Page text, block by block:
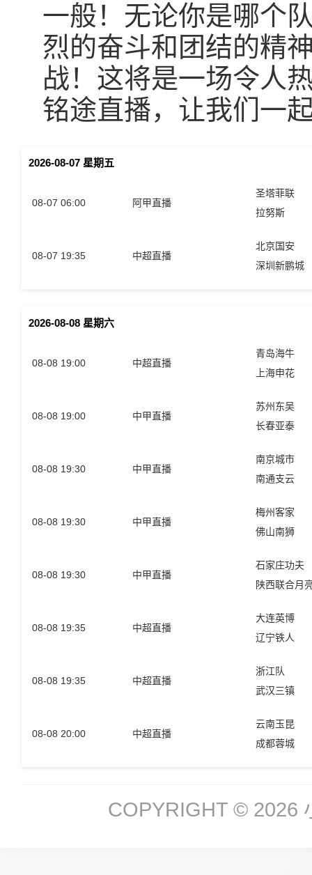
一般！无论你是哪个
烈的奋斗和团结的精
战！这将是一场令人
铭途直播，让我们一
2026-08-07 星期五
08-07 06:00 阿甲直播
圣塔菲联
拉努斯
08-07 19:35 中超直播
北京国安
深圳新鹏城
2026-08-08 星期六
08-08 19:00 中超直播
青岛海牛
上海申花
08-08 19:00 中甲直播
苏州东吴
长春亚泰
08-08 19:30 中甲直播
南京城市
南通支云
08-08 19:30 中甲直播
梅州客家
佛山南狮
08-08 19:30 中甲直播
石家庄功夫
陕西联合月
08-08 19:35 中超直播
大连英博
辽宁铁人
08-08 19:35 中超直播
浙江队
武汉三镇
08-08 20:00 中超直播
云南玉昆
成都蓉城
COPYRIGHT © 2026